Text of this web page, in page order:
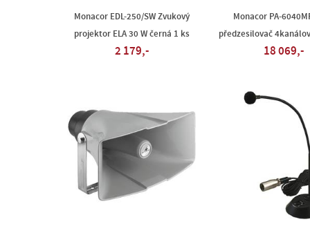
Monacor EDL-250/SW Zvukový
projektor ELA 30 W černá 1 ks
2 179,-
Monacor PA-
předzesilovač
18 069,-